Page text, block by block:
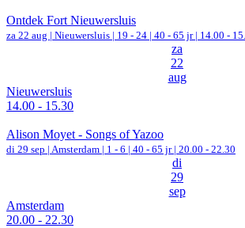
Ontdek Fort Nieuwersluis
za 22 aug | Nieuwersluis | 19 - 24 | 40 - 65 jr | 14.00 -
za
22
aug
Nieuwersluis
14.00 - 15.30
Alison Moyet - Songs of Yazoo
di 29 sep | Amsterdam | 1 - 6 | 40 - 65 jr | 20.00 - 22.30
di
29
sep
Amsterdam
20.00 - 22.30